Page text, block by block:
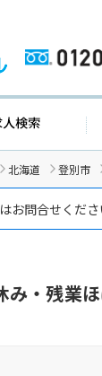
求
北海道 登別市
お問合せくださ
み・残業